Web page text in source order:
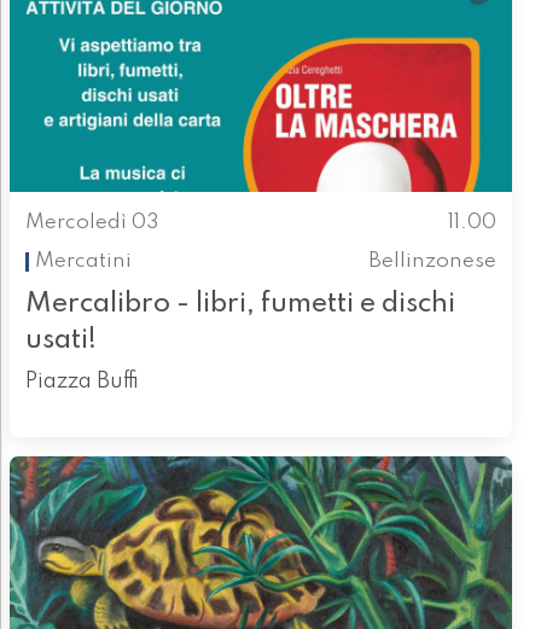
Mercoledì 03
11.00
Mercatini
Bellinzonese
Mercalibro - libri, fumetti e dischi
usati!
Piazza Buffi